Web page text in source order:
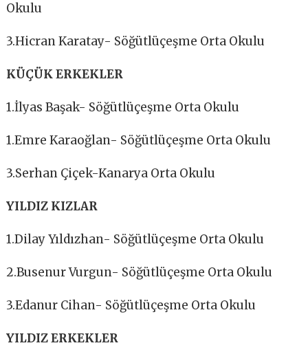
Okulu
3.Hicran Karatay- Söğütlüçeşme Orta Okulu
KÜÇÜK ERKEKLER
1.İlyas Başak- Söğütlüçeşme Orta Okulu
1.Emre Karaoğlan- Söğütlüçeşme Orta Okulu
3.Serhan Çiçek-Kanarya Orta Okulu
YILDIZ KIZLAR
1.Dilay Yıldızhan- Söğütlüçeşme Orta Okulu
2.Busenur Vurgun- Söğütlüçeşme Orta Okulu
3.Edanur Cihan- Söğütlüçeşme Orta Okulu
YILDIZ ERKEKLER